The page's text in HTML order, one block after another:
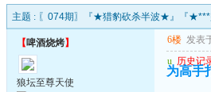
主题 : 〖074期〗『★猎豹砍杀半波★』『★***
【啤酒烧烤】
狼坛至尊天使
6楼 发表
u 历史记
为高手